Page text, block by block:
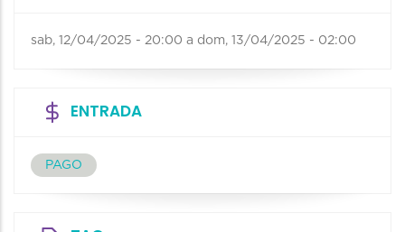
sab, 12/04/2025 - 20:00 a dom, 13/04/2025 - 02:00
ENTRADA
PAGO